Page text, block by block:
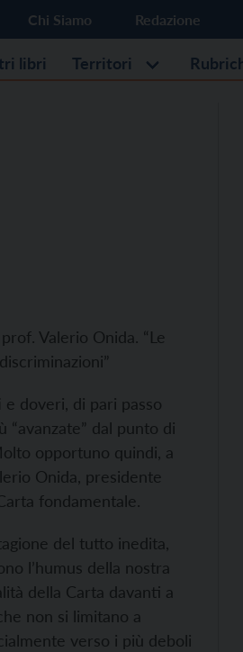
Chi Siamo Redazione
libri Territori
Valerio Onida. “Le
doveri, di pari passo
“avanzate” dal punto di
opportuno quindi, a
Onida, presidente
fondamentale.
del tutto inedita,
l’humus della nostra
della Carta davanti a
non si limitano a
verso i più deboli